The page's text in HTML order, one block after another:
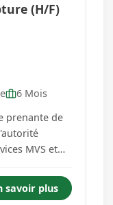
(H/F)
6 Mois
MVS et
au sein
sont
savoir plus